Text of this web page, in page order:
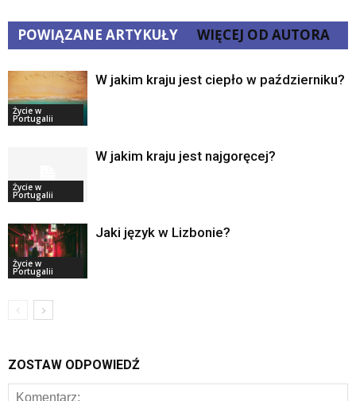
POWIĄZANE ARTYKUŁY WIĘCEJ OD AUTORA
Życie w
Portugalii
W jakim kraju jest ciepło w październiku?
Życie w
Portugalii
W jakim kraju jest najgoręcej?
Życie w
Portugalii
Jaki język w Lizbonie?
ZOSTAW ODPOWIEDŹ